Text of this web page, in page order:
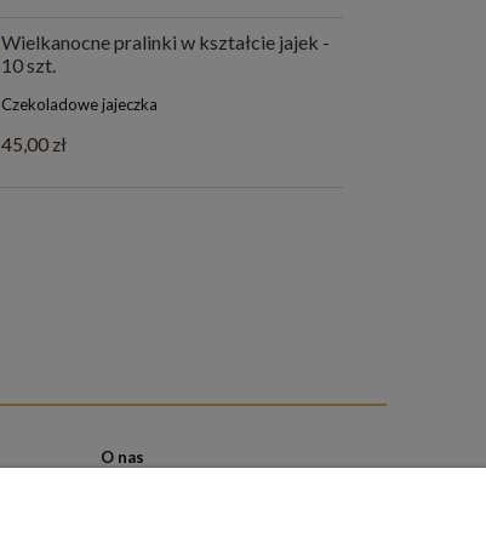
Wielkanocne pralinki w kształcie jajek -
10 szt.
Czekoladowe jajeczka
45,00 zł
O nas